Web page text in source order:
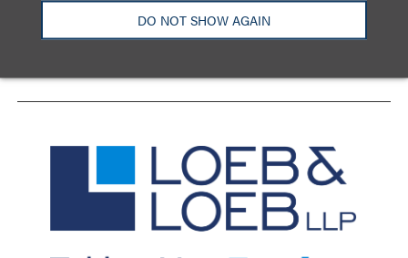
DO NOT SHOW AGAIN
Facebook X
联系我们
隐私政策 使用条款 订阅中心